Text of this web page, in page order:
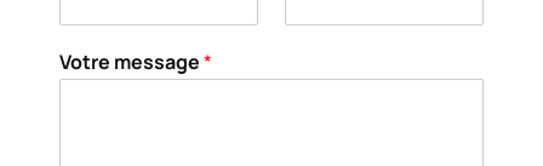
Votre message*